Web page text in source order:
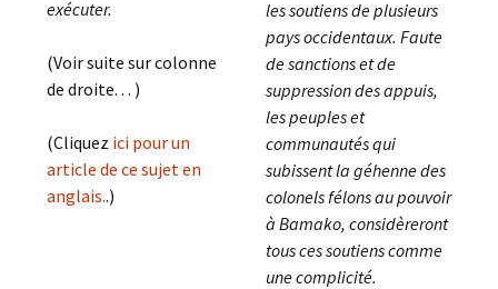
exécuter.
(Voir suite sur colonne
de droite. . . )
(Cliquez ici pour un
article de ce sujet en
anglais..)
les soutiens de plusieurs
pays occidentaux. Faute
de sanctions et de
suppression des appuis,
les peuples et
communautés qui
subissent la géhenne des
colonels félons au pouvoir
à Bamako, considèreront
tous ces soutiens comme
une complicité.